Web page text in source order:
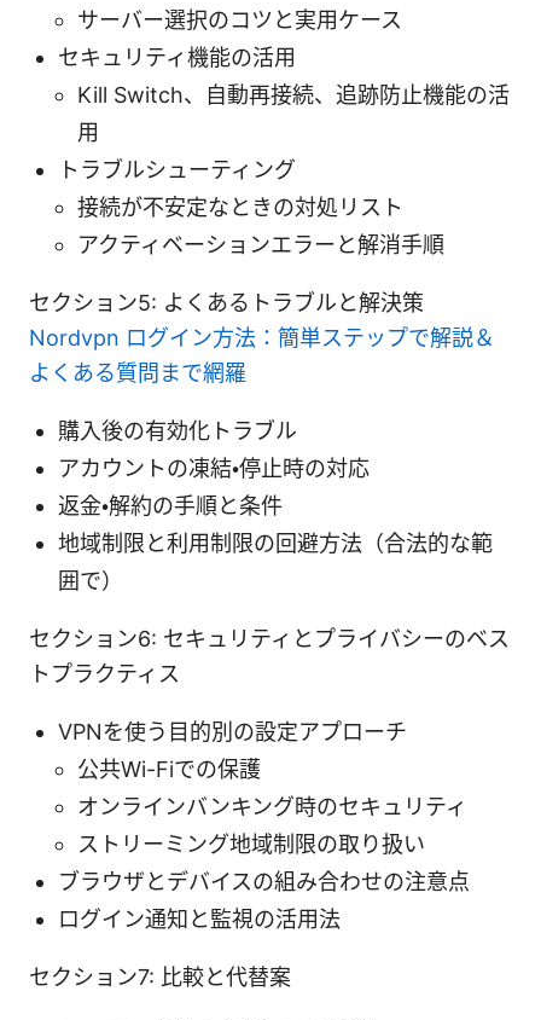
サーバー選択のコツと実用ケース
セキュリティ機能の活用
Kill Switch、自動再接続、追跡防止機能の活
用
トラブルシューティング
接続が不安定なときの対処リスト
アクティベーションエラーと解消手順
セクション5: よくあるトラブルと解決策
Nordvpn ログイン方法：簡単ステップで解説＆
よくある質問まで網羅
購入後の有効化トラブル
アカウントの凍結・停止時の対応
返金・解約の手順と条件
地域制限と利用制限の回避方法（合法的な範
囲で）
セクション6: セキュリティとプライバシーのベス
トプラクティス
VPNを使う目的別の設定アプローチ
公共Wi-Fiでの保護
オンラインバンキング時のセキュリティ
ストリーミング地域制限の取り扱い
ブラウザとデバイスの組み合わせの注意点
ログイン通知と監視の活用法
セクション7: 比較と代替案